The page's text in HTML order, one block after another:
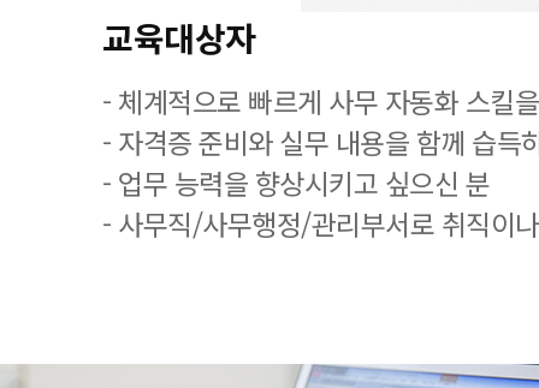
교육대상자
- 체계적으로 빠르게 사무 자동화 스킬
- 자격증 준비와 실무 내용을 함께 습득
- 업무 능력을 향상시키고 싶으신 분
- 사무직/사무행정/관리부서로 취직이